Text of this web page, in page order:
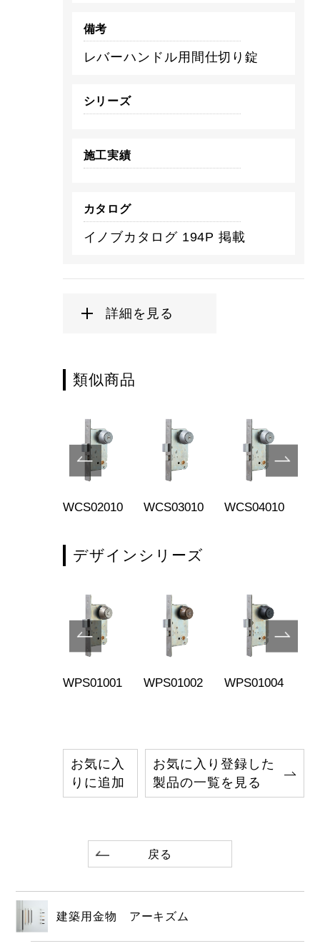
備考
レバーハンドル用間仕切り錠
シリーズ
施工実績
カタログ
イノブカタログ 194P 掲載
詳細を見る
類似商品
WCS02010 WCS03010 WCS04010
デザインシリーズ
WPS01001 WPS01002 WPS01004
お気に入
りに追加
お気に入り登録した
製品の一覧を見る
戻る
建築用金物 アーキズム